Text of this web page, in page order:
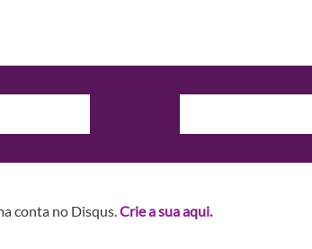
conta no Disqus.Crie a sua aqui.